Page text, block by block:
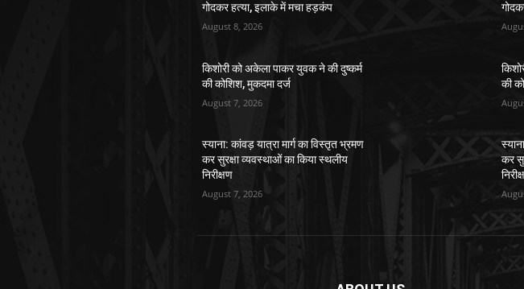
गोदकर हत्या, इलाके में मचा हड़कंप
August 8, 2026
किशोरी को अकेला पाकर युवक ने की दुष्कर्म
की कोशिश, मुकदमा दर्ज
August 7, 2026
स्याना: कांवड़ यात्रा मार्ग का विस्तृत भ्रमण
कर सुरक्षा व्यवस्थाओं का किया स्थलीय
निरीक्षण
August 7, 2026
की
कर